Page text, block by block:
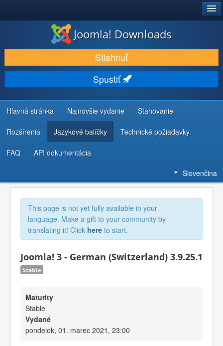
STIAHNUŤ & ROZŠÍRIŤ
OBJAVUJTE & UČTE SA
KOMUNITA & PODPORA
ZDROJE INFORMÁCIÍ PRE VÝVOJÁROV
Joomla! Downloads
Stiahnuť
Spustiť
Hlavná stránka Najnovšie vydanie Sťahovanie
Rozšírenia Jazykové balíčky Technické požiadavky
FAQ API dokumentácia
Slovenčina
This page is not yet fully available in your
language. Make a gift to your community by
translating it! Click here to start.
Joomla! 3 - German (Switzerland) 3.9.25.1
Stable
Maturity
Stable
Vydané
pondelok, 01. marec 2021, 23:00